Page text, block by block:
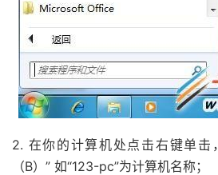
2. 在你的计算机处点击右键单击
（B）” 如“123-pc”为计算机名称；